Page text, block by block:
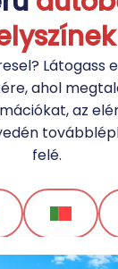
Látogass
ahol
az
felé.